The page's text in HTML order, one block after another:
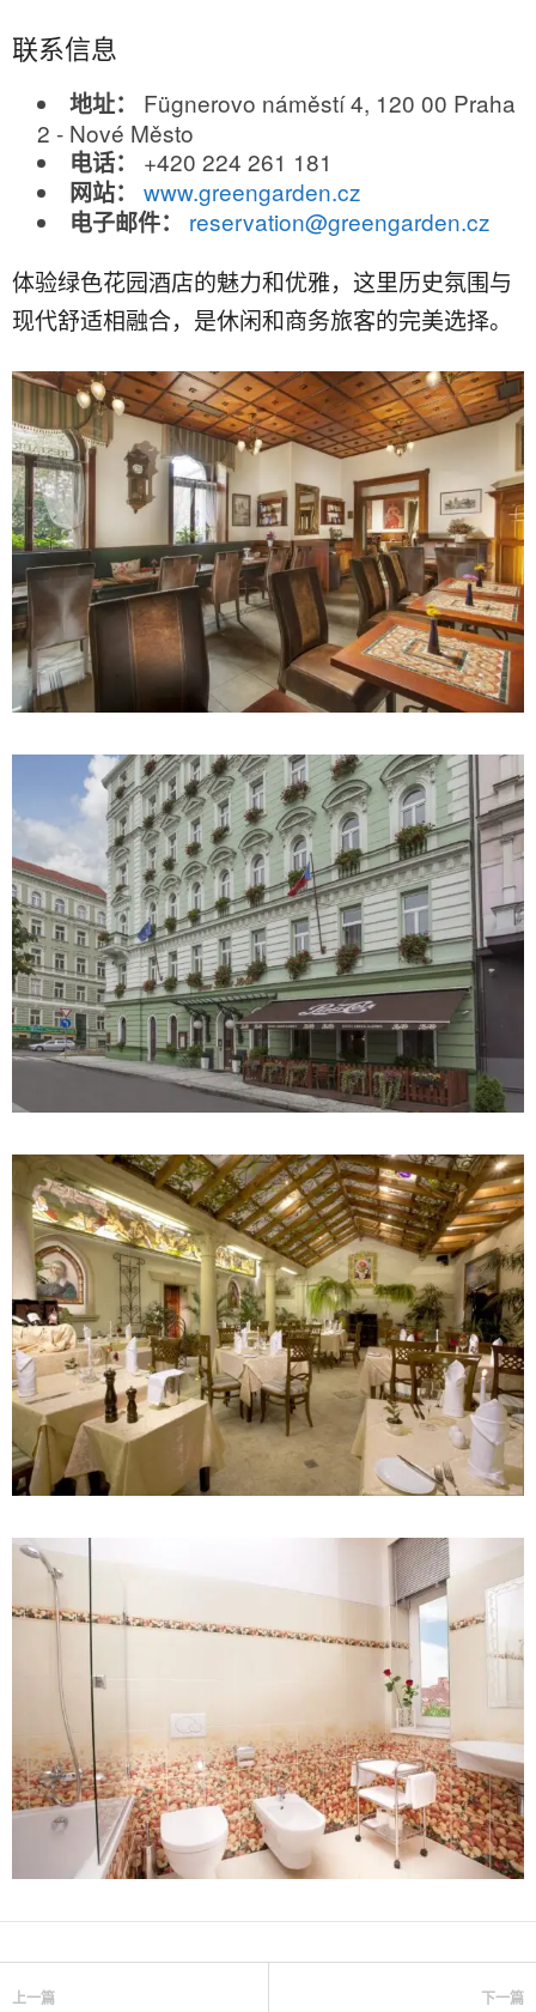
联系信息
地址：
Fügnerovo náměstí 4, 120 00 Praha
2 - Nové Město
电话：
+420 224 261 181
网站：
www.greengarden.cz
电子邮件：
reservation@greengarden.cz
体验绿色花园酒店的魅力和优雅，这里历史氛围与
现代舒适相融合，是休闲和商务旅客的完美选择。
上一篇 下一篇